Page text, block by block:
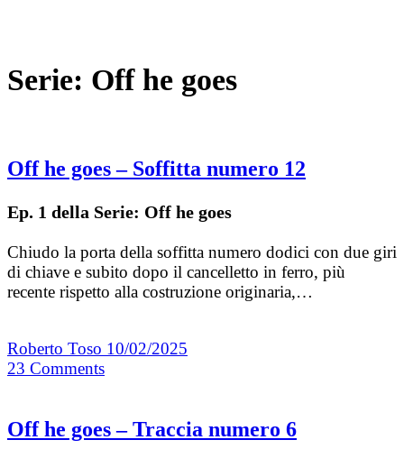
Serie: Off he goes
Off he goes – Soffitta numero 12
Ep. 1 della Serie: Off he goes
Chiudo la porta della soffitta numero dodici con due giri
di chiave e subito dopo il cancelletto in ferro, più
recente rispetto alla costruzione originaria,…
Roberto Toso 10/02/2025
23 Comments
Off he goes – Traccia numero 6